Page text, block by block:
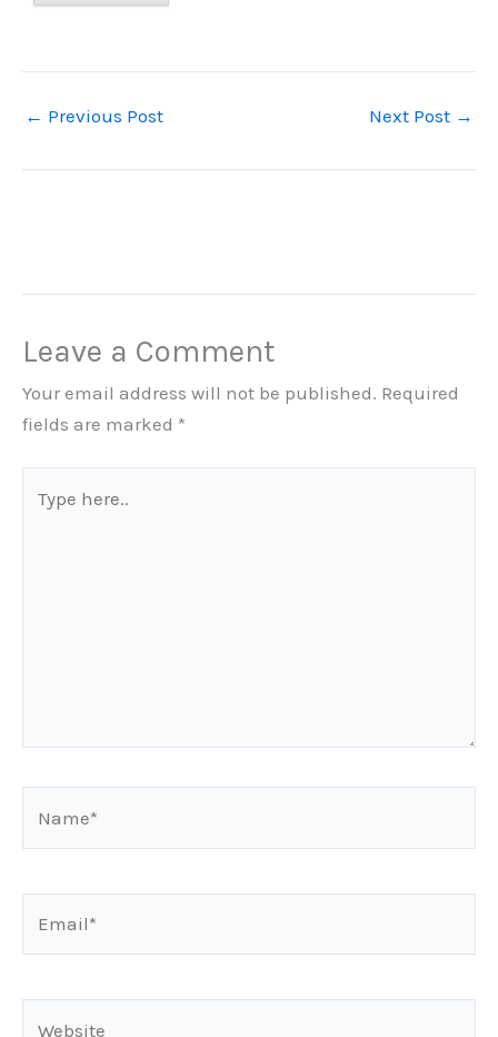
← Previous Post Next Post →
Leave a Comment
Your email address will not be published. Required
fields are marked *
here..